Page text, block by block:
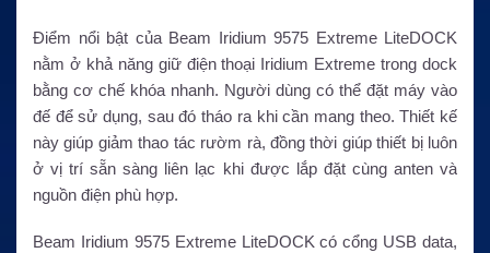
Điểm nổi bật của Beam Iridium 9575 Extreme LiteDOCK
nằm ở khả năng giữ điện thoại Iridium Extreme trong dock
bằng cơ chế khóa nhanh. Người dùng có thể đặt máy vào
đế để sử dụng, sau đó tháo ra khi cần mang theo. Thiết kế
này giúp giảm thao tác rườm rà, đồng thời giúp thiết bị luôn
ở vị trí sẵn sàng liên lạc khi được lắp đặt cùng anten và
nguồn điện phù hợp.
Beam Iridium 9575 Extreme LiteDOCK có cổng USB data,